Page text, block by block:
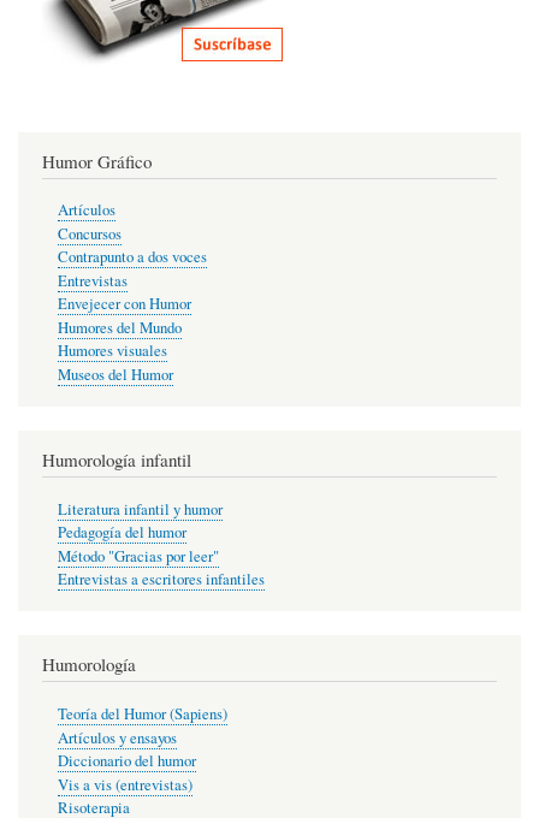
Humor Gráfico
Artículos
Concursos
Contrapunto a dos voces
Entrevistas
Envejecer con Humor
Humores del Mundo
Humores visuales
Museos del Humor
Humorología infantil
Literatura infantil y humor
Pedagogía del humor
Método "Gracias por leer"
Entrevistas a escritores infantiles
Humorología
Teoría del Humor (Sapiens)
Artículos y ensayos
Diccionario del humor
Vis a vis (entrevistas)
Risoterapia